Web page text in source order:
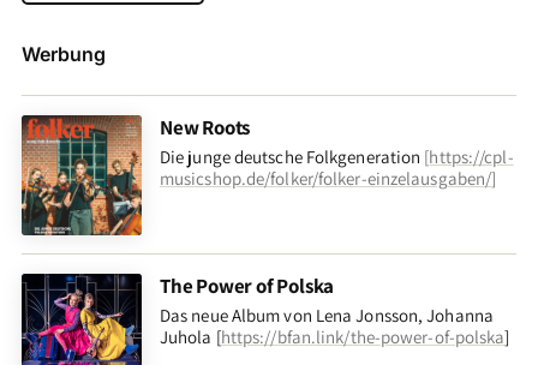
Werbung
New Roots
Die junge deutsche Folkgeneration [https://cpl-
musicshop.de/folker/folker-einzelausgaben/]
The Power of Polska
Das neue Album von Lena Jonsson, Johanna
Juhola [https://bfan.link/the-power-of-polska]